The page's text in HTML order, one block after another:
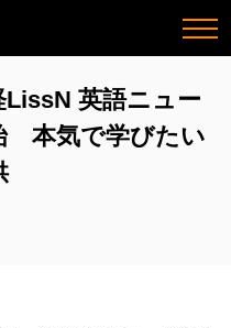
LissN 英語ニュー
本気で学びたい